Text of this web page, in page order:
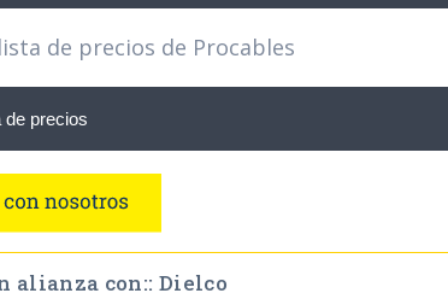
de precios de Procables
de precios
alianza con:: Dielco